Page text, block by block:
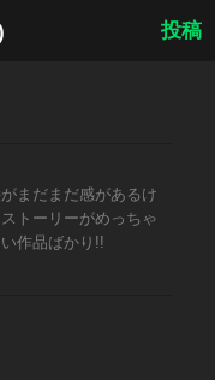
投稿
まだまだ感があるけ
トーリーがめっちゃ
作品ばかり!!